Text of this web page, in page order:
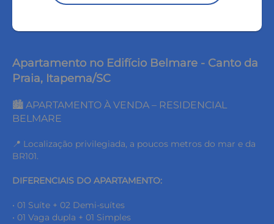
Apartamento no Edifício Belmare - Canto da
Praia, Itapema/SC
🏙️ APARTAMENTO À VENDA – RESIDENCIAL
BELMARE
📍 Localização privilegiada, a poucos metros do mar e da
BR101.
DIFERENCIAIS DO APARTAMENTO:
• 01 Suíte + 02 Demi-suítes
• 01 Vaga dupla + 01 Simples